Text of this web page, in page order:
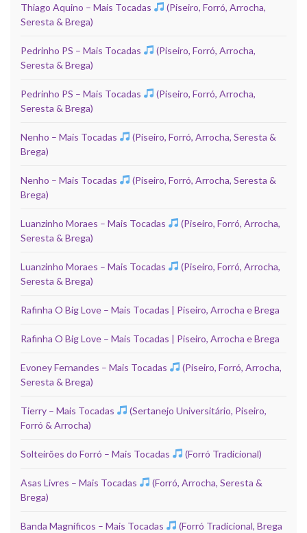
Thiago Aquino – Mais Tocadas
(Piseiro, Forró, Arrocha,
Seresta & Brega)
Pedrinho PS – Mais Tocadas
(Piseiro, Forró, Arrocha,
Seresta & Brega)
Pedrinho PS – Mais Tocadas
(Piseiro, Forró, Arrocha,
Seresta & Brega)
Nenho – Mais Tocadas
(Piseiro, Forró, Arrocha, Seresta &
Brega)
Nenho – Mais Tocadas
(Piseiro, Forró, Arrocha, Seresta &
Brega)
Luanzinho Moraes – Mais Tocadas
(Piseiro, Forró, Arrocha,
Seresta & Brega)
Luanzinho Moraes – Mais Tocadas
(Piseiro, Forró, Arrocha,
Seresta & Brega)
Rafinha O Big Love – Mais Tocadas | Piseiro, Arrocha e Brega
Rafinha O Big Love – Mais Tocadas | Piseiro, Arrocha e Brega
Evoney Fernandes – Mais Tocadas
(Piseiro, Forró, Arrocha,
Seresta & Brega)
Tierry – Mais Tocadas
(Sertanejo Universitário, Piseiro,
Forró & Arrocha)
Solteirões do Forró – Mais Tocadas (Forró Tradicional)
Asas Livres – Mais Tocadas
(Forró, Arrocha, Seresta &
Brega)
Banda Magníficos – Mais Tocadas
(Forró Tradicional, Brega